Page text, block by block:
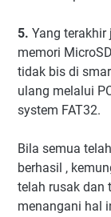
5. Yang
memori
tidak bis di
ulang melalui
system FAT32.
Bila semua
berhasil ,
telah rusak dan
menangani hal